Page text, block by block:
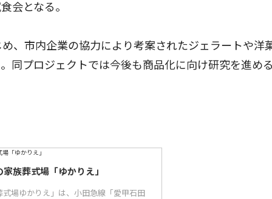
会となる。
市内企業の協力により考案されたジェラートや洋
同プロジェクトでは今後も商品化に向け研究を進め
族葬式場「ゆかりえ」
場ゆかりえ」は、小田急線「愛甲石田